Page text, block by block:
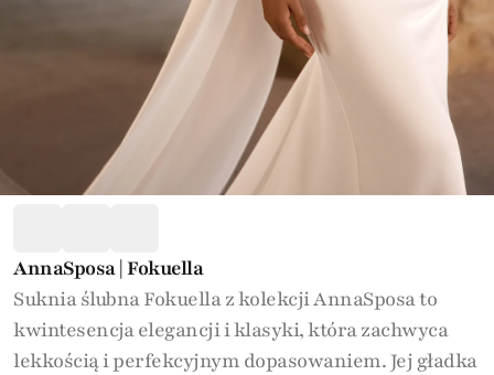
AnnaSposa | Fokuella
Suknia ślubna Fokuella z kolekcji AnnaSposa to
kwintesencja elegancji i klasyki, która zachwyca
lekkością i perfekcyjnym dopasowaniem. Jej gładka